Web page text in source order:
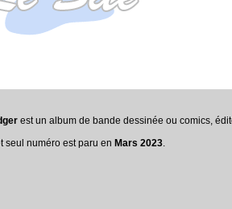
est un album de bande dessinée ou comics,
seul numéro est paru en Mars 2023.